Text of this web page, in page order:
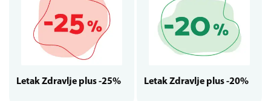
Letak Zdravlje plus -25% Letak Zdravlje plus -20%